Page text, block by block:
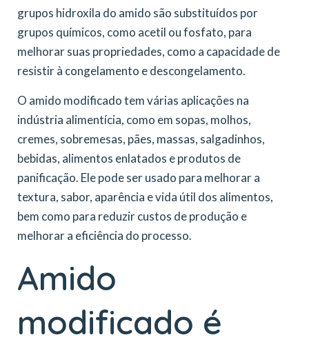
grupos hidroxila do amido são substituídos por
grupos químicos, como acetil ou fosfato, para
melhorar suas propriedades, como a capacidade de
resistir à congelamento e descongelamento.
O amido modificado tem várias aplicações na
indústria alimentícia, como em sopas, molhos,
cremes, sobremesas, pães, massas, salgadinhos,
bebidas, alimentos enlatados e produtos de
panificação. Ele pode ser usado para melhorar a
textura, sabor, aparência e vida útil dos alimentos,
bem como para reduzir custos de produção e
melhorar a eficiência do processo.
Amido
modificado é